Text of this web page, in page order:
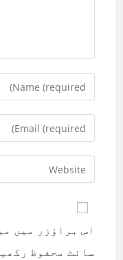
Enter
your
or
username
Enter
your
address
to
Enter
your
website
(optional)
اس براؤزر میں
سائٹ محفوظ